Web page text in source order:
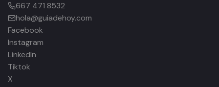
667 471 8532
hola@guiadehoy.com
Facebook
Instagram
LinkedIn
Tiktok
X